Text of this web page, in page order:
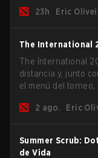
oportunidad de
23h Eric
The International
The International
distancia y, junto
el menú del
este año.
2 ago. Eric
Summer Scrub:
de Vida